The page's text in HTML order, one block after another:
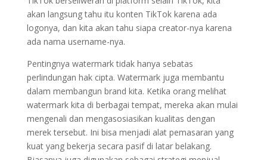
akan langsung tahu itu konten TikTok karena ada
logonya, dan kita akan tahu siapa creator-nya karena
ada nama username-nya.
Pentingnya watermark tidak hanya sebatas
perlindungan hak cipta. Watermark juga membantu
dalam membangun brand kita. Ketika orang melihat
watermark kita di berbagai tempat, mereka akan mulai
mengenali dan mengasosiasikan kualitas dengan
merek tersebut. Ini bisa menjadi alat pemasaran yang
kuat yang bekerja secara pasif di latar belakang.